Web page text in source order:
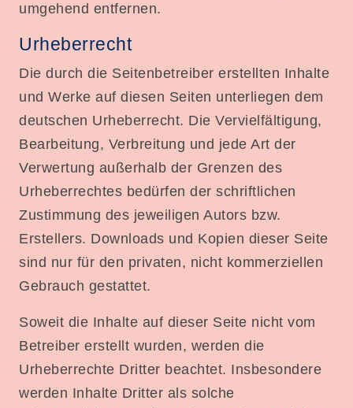
umgehend entfernen.
Urheberrecht
Die durch die Seitenbetreiber erstellten Inhalte
und Werke auf diesen Seiten unterliegen dem
deutschen Urheberrecht. Die Vervielfältigung,
Bearbeitung, Verbreitung und jede Art der
Verwertung außerhalb der Grenzen des
Urheberrechtes bedürfen der schriftlichen
Zustimmung des jeweiligen Autors bzw.
Erstellers. Downloads und Kopien dieser Seite
sind nur für den privaten, nicht kommerziellen
Gebrauch gestattet.
Soweit die Inhalte auf dieser Seite nicht vom
Betreiber erstellt wurden, werden die
Urheberrechte Dritter beachtet. Insbesondere
werden Inhalte Dritter als solche